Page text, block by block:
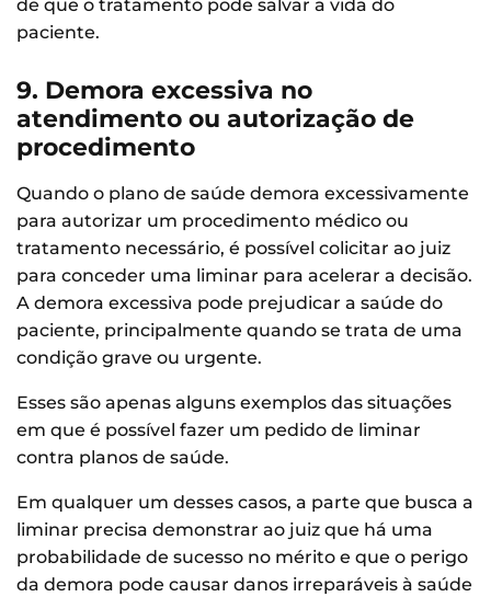
de que o tratamento pode salvar a vida do
paciente.
9. Demora excessiva no
atendimento ou autorização de
procedimento
Quando o plano de saúde demora excessivamente
para autorizar um procedimento médico ou
tratamento necessário, é possível colicitar ao juiz
para conceder uma liminar para acelerar a decisão.
A demora excessiva pode prejudicar a saúde do
paciente, principalmente quando se trata de uma
condição grave ou urgente.
Esses são apenas alguns exemplos das situações
em que é possível fazer um pedido de liminar
contra planos de saúde.
Em qualquer um desses casos, a parte que busca a
liminar precisa demonstrar ao juiz que há uma
probabilidade de sucesso no mérito e que o perigo
da demora pode causar danos irreparáveis à saúde